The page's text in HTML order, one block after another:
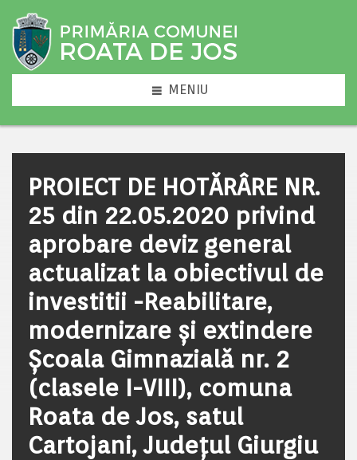
MENIU
PROIECT DE HOTĂRÂRE NR.
25 din 22.05.2020 privind
aprobare deviz general
actualizat la obiectivul de
investitii -Reabilitare,
modernizare și extindere
Școala Gimnazială nr. 2
(clasele I-VIII), comuna
Roata de Jos, satul
Cartojani, Județul Giurgiu